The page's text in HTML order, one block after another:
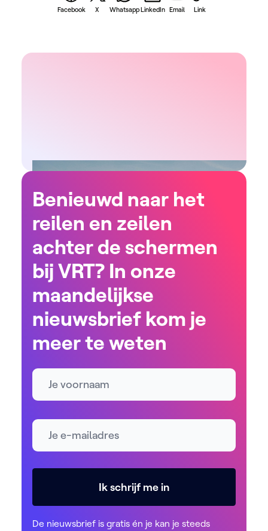
Facebook X WhatsappLinkedIn Email Link
Benieuwd naar het
reilen en zeilen
achter de schermen
bij VRT? In onze
maandelijkse
nieuwsbrief kom je
meer te weten
Naam
E-mailadres *
Ik schrijf me in
De nieuwsbrief is gratis én je kan je steeds